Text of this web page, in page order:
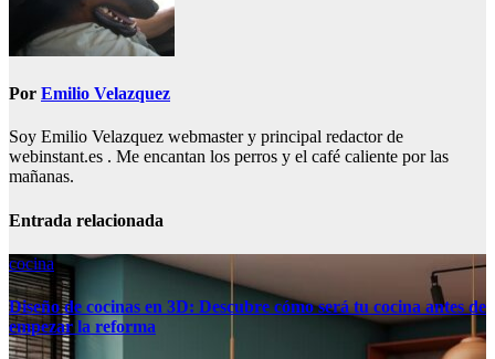
Por Emilio Velazquez
Soy Emilio Velazquez webmaster y principal redactor de
webinstant.es . Me encantan los perros y el café caliente por las
mañanas.
Entrada relacionada
cocina
Diseño de cocinas en 3D: Descubre cómo será tu cocina antes de
empezar la reforma